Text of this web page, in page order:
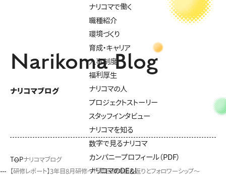
ナリコマで働く
職種紹介
環境づくり
育成・キャリア
人事制度
福利厚生
ナリコマの人
プロジェクトストーリー
スタッフインタビュー
ナリコマを知る
数字で見るナリコマ
カンパニープロフィール（PDF）
ナリコマのDE&I
Narikoma Blog
ナリコマブログ
TOPナリコマブログ
【研修レポート】3年目8月研修～行動目標の振り返りとフォロワーシップ～